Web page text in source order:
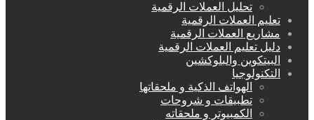
تحليل العملات الرقمية
تعليم العملات الرقمية
مشاريع العملات الرقمية
دليل تعليم العملات الرقمية
البيتكوين والبلوكشين
التكنولوجيا
الهواتف الذكية و ملحقاتها
تطبيقات و شروحات
الكمبيوتر و ملحقاته